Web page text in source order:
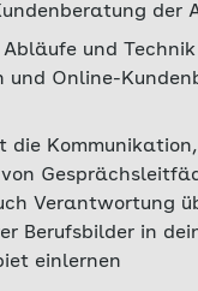
der
und
und Online-
die Kommunikation,
Verantwortung
Berufsbilder in
einlernen